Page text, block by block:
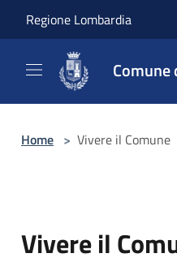
Regione Lombardia
Comune
Home > Vivere il Comune
Vivere il